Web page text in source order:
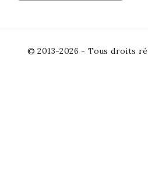
© 2013-2026 - Tous droits